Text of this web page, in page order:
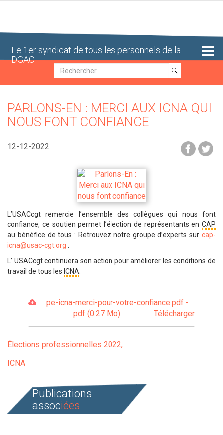
Le 1er syndicat de tous les personnels de la
DGAC
Recherche
Recherche
PARLONS-EN : MERCI AUX ICNA QUI
NOUS FONT CONFIANCE
12-12-2022
L’USACcgt remercie l’ensemble des collègues qui nous font
confiance, ce soutien permet l’élection de représentants en CAP
au bénéfice de tous : Retrouvez notre groupe d’experts sur cap-
icna@usac-cgt.org
L’ USACcgt continuera son action pour améliorer les conditions de
travail de tous les ICNA
pe-icna-merci-pour-votre-confiance.pdf -
pdf (0.27 Mo)
Télécharger
Élections professionnelles 2022
ICNA
Publications
associées